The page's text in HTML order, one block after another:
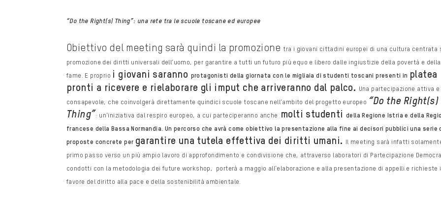
“Do the Right(s) Thing”: una rete tra lescuole toscane ed europee
Obiettivo del meeting sarà quindi la promozionetra i giovani cittadini europei di una cultura centrata
promozione dei diritti universali dell’uomo, per garantire a tutti un futuro più equo e libero dalle ingiustizie della povertà e della
fame. E proprio i giovani saranno protagonisti della giornata con le migliaia di studenti toscani presenti in platea
pronti a ricevere e rielaborare gli imput che arriveranno dal palco.
Una partecipazione attiva e
consapevole, che coinvolgerà direttamente quindici scuole toscane nell’ambito del progetto europeo “Do the Right(s)
Thing”: un’iniziativa dal respiro europeo, a cui parteciperanno anche molti studentidella Regione Istria e della
francese della Bassa Normandia. Un percorso che avrà come obiettivo lapresentazione alla fine ai decisori pubblici una serie
proposte concrete per garantire una tutela effettiva dei diritti umani. Il meeting sarà infatti
primo passo verso un più ampio lavoro di approfondimento e condivisione che, attraverso laboratori di Partecipazione
condotti con la metodologia dei future workshop, porterà a maggio all’elaborazione e alla presentazione di appelli e richieste
favore del diritto alla pace e della sostenibilità ambientale.